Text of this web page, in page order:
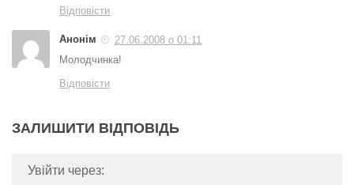
Відповісти
Анонім
27.06.2008 о 01:11
Молодчинка!
Відповісти
ЗАЛИШИТИ ВІДПОВІДЬ
Увійти через: